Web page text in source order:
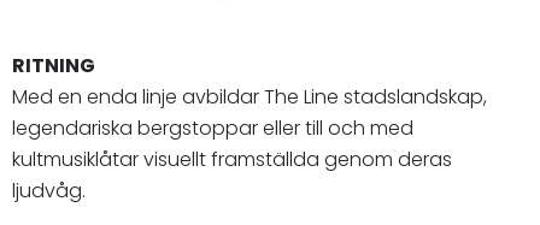
RITNING
Med en enda linje avbildar The Line stadslandskap,
legendariska bergstoppar eller till och med
kultmusiklåtar visuellt framställda genom deras
ljudvåg.